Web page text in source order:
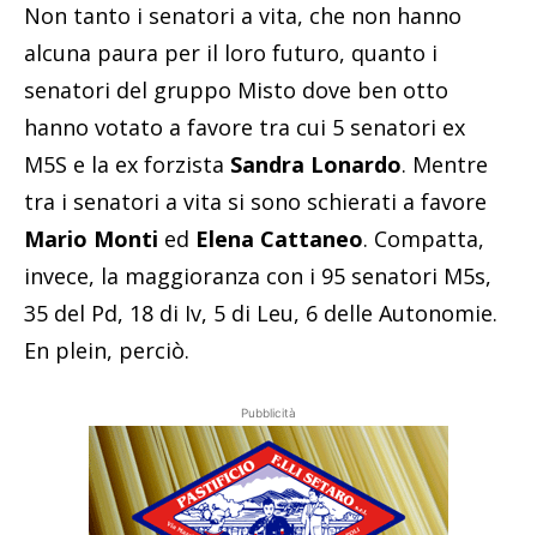
Non tanto i senatori a vita, che non hanno
alcuna paura per il loro futuro, quanto i
senatori del gruppo Misto dove ben otto
hanno votato a favore tra cui 5 senatori ex
M5S e la ex forzista Sandra Lonardo. Mentre
tra i senatori a vita si sono schierati a favore
Mario Monti ed Elena Cattaneo. Compatta,
invece, la maggioranza con i 95 senatori M5s,
35 del Pd, 18 di Iv, 5 di Leu, 6 delle Autonomie.
En plein, perciò.
Pubblicità